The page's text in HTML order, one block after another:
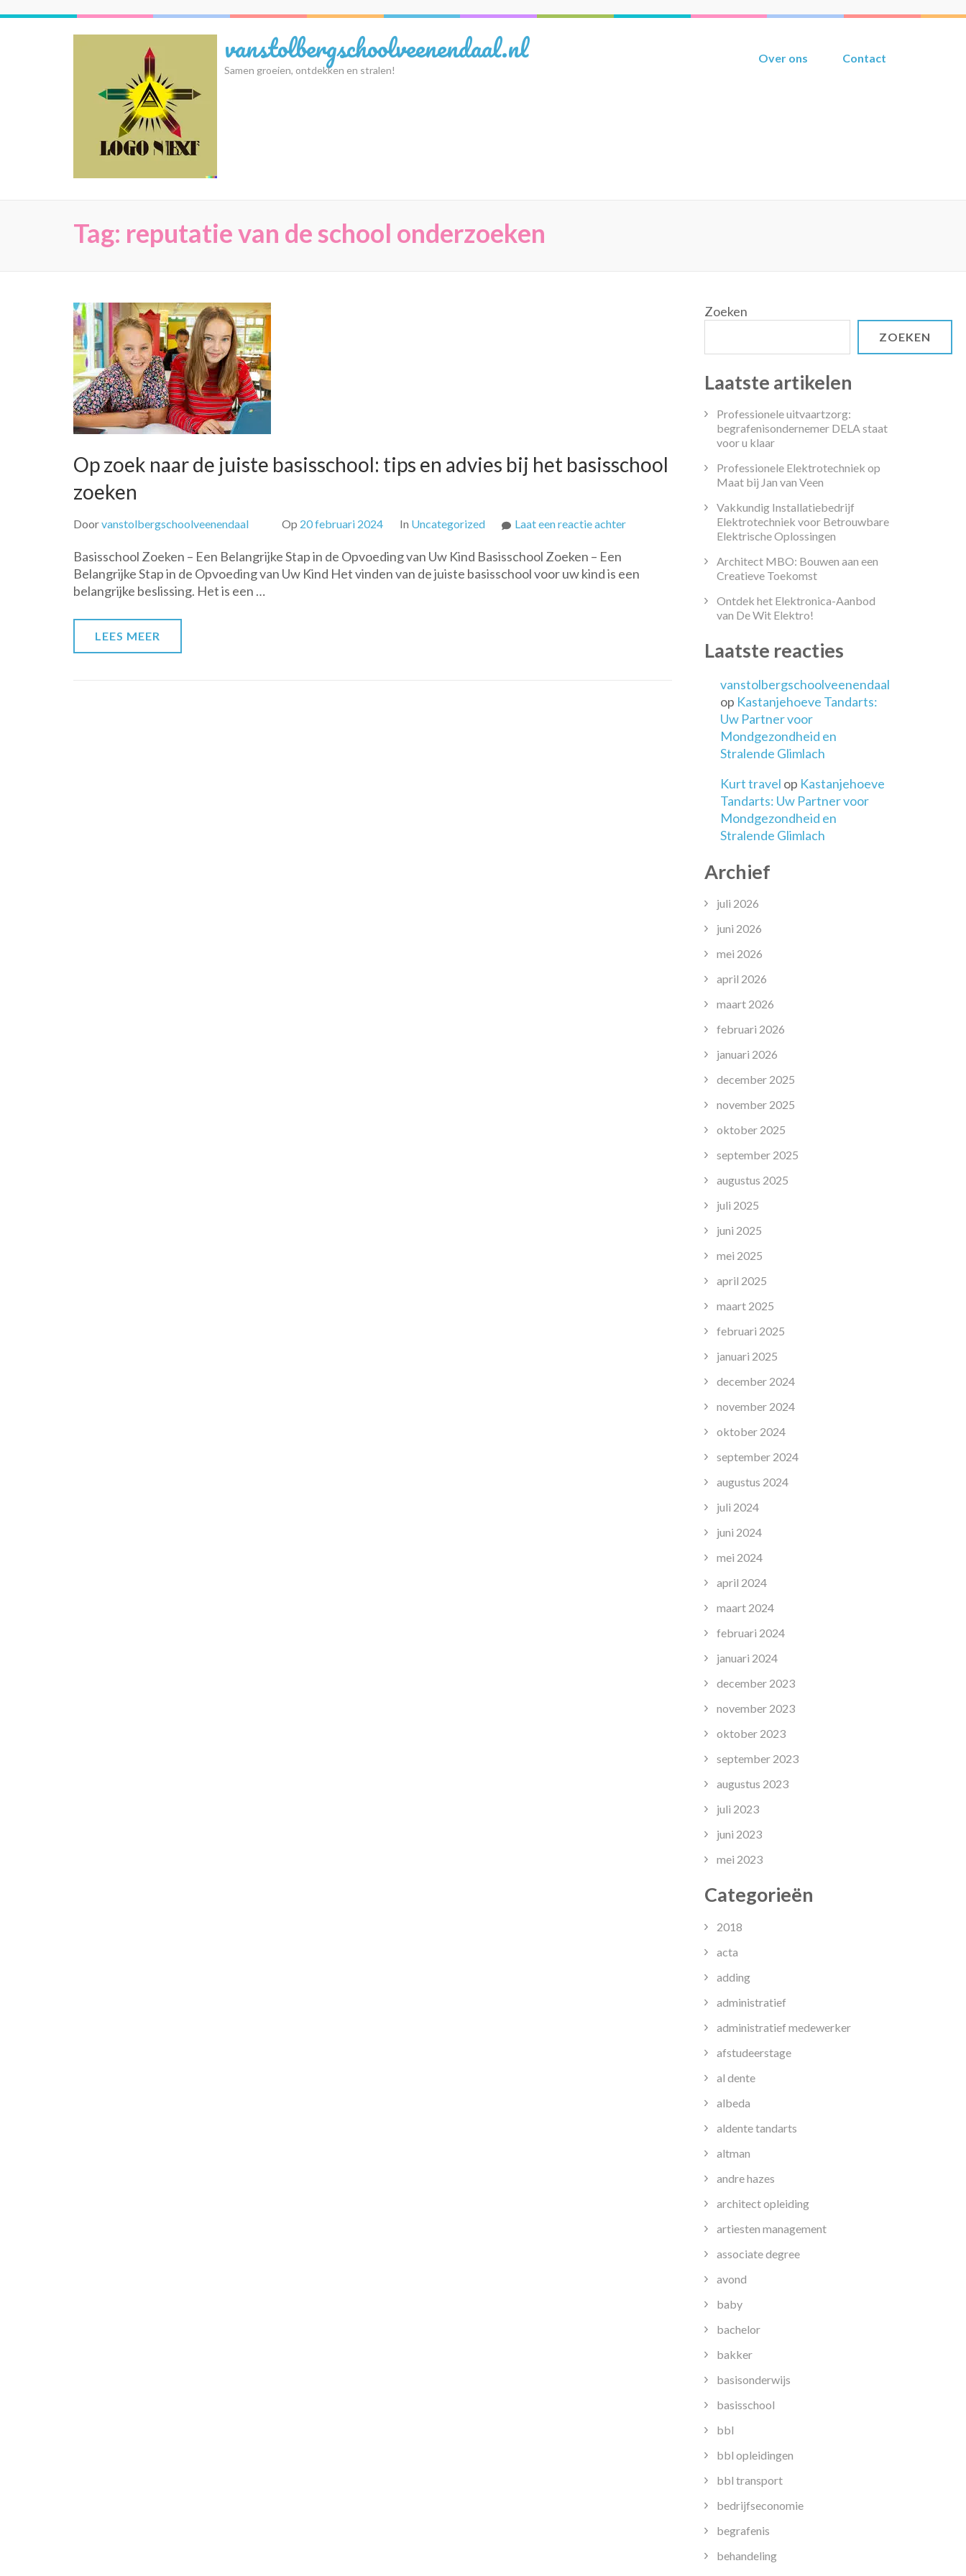
vanstolbergschoolveenendaal.nl
Samen groeien, ontdekken en stralen!
Over ons Contact
Tag: reputatie van de school onderzoeken
Op zoek naar de juiste basisschool: tips en advies bij het basisschool
zoeken
Doorvanstolbergschoolveenendaal Op 20 februari 2024 In Uncategorized Laat een reactie achterop
naar
Basisschool Zoeken – Een Belangrijke Stap in de Opvoeding van Uw Kind Basisschool Zoeken – Een
Belangrijke Stap in de Opvoeding van Uw Kind Het vinden van de juiste basisschool voor uw kind is een
belangrijke beslissing. Het is een …
LEES MEER
Zoeken
ZOEKEN
Laatste artikelen
Professionele uitvaartzorg:
begrafenisondernemer DELA staat
voor u klaar
Professionele Elektrotechniek op
Maat bij Jan van Veen
Vakkundig Installatiebedrijf
Elektrotechniek voor Betrouwbare
Elektrische Oplossingen
Architect MBO: Bouwen aan een
Creatieve Toekomst
Ontdek het Elektronica-Aanbod
van De Wit Elektro!
Laatste reacties
vanstolbergschoolveenendaal
op Kastanjehoeve Tandarts:
Uw Partner voor
Mondgezondheid en
Stralende Glimlach
Kurt travel op Kastanjehoeve
Tandarts: Uw Partner voor
Mondgezondheid en
Stralende Glimlach
Archief
juli 2026
juni 2026
mei 2026
april 2026
maart 2026
februari 2026
januari 2026
december 2025
november 2025
oktober 2025
september 2025
augustus 2025
juli 2025
juni 2025
mei 2025
april 2025
maart 2025
februari 2025
januari 2025
december 2024
november 2024
oktober 2024
september 2024
augustus 2024
juli 2024
juni 2024
mei 2024
april 2024
maart 2024
februari 2024
januari 2024
december 2023
november 2023
oktober 2023
september 2023
augustus 2023
juli 2023
juni 2023
mei 2023
Categorieën
2018
acta
adding
administratief
administratief medewerker
afstudeerstage
al dente
albeda
aldente tandarts
altman
andre hazes
architect opleiding
artiesten management
associate degree
avond
baby
bachelor
bakker
basisonderwijs
basisschool
bbl
bbl opleidingen
bbl transport
bedrijfseconomie
begrafenis
behandeling